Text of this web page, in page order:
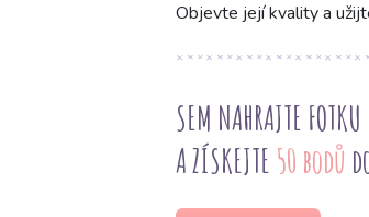
Objevte její kvality a
SEM NAHRAJTE FOTKU
A ZÍSKEJTE 50 bodů